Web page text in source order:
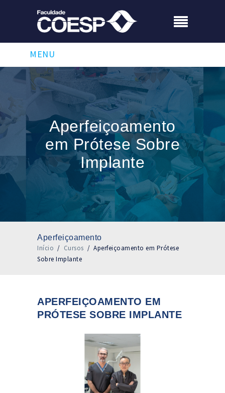
MENU
Aperfeiçoamento
em Prótese Sobre
Implante
Aperfeiçoamento
Início / Cursos / Aperfeiçoamento em Prótese
Sobre Implante
APERFEIÇOAMENTO EM
PRÓTESE SOBRE IMPLANTE